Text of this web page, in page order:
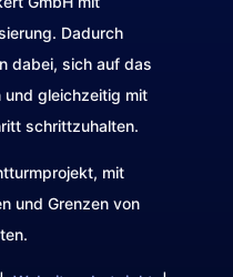
Dadurch
dabei, sich auf das
und gleichzeitig mit
schrittzuhalten.
mit
und Grenzen von